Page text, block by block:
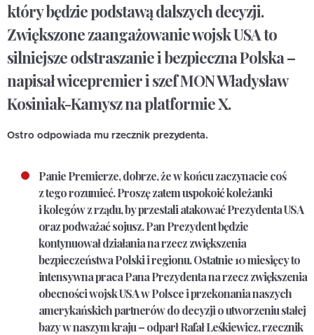
który będzie podstawą dalszych decyzji.
Zwiększone zaangażowanie wojsk USA to
silniejsze odstraszanie i bezpieczna Polska –
napisał wicepremier i szef MON Władysław
Kosiniak-Kamysz na platformie X.
Ostro odpowiada mu rzecznik prezydenta.
Panie Premierze, dobrze, że w końcu zaczynacie coś
z tego rozumieć. Proszę zatem uspokoić koleżanki
i kolegów z rządu, by przestali atakować Prezydenta USA
oraz podważać sojusz. Pan Prezydent będzie
kontynuował działania na rzecz zwiększenia
bezpieczeństwa Polski i regionu. Ostatnie 10 miesięcy to
intensywna praca Pana Prezydenta na rzecz zwiększenia
obecności wojsk USA w Polsce i przekonania naszych
amerykańskich partnerów do decyzji o utworzeniu stałej
bazy w naszym kraju – odparł Rafał Leśkiewicz, rzecznik